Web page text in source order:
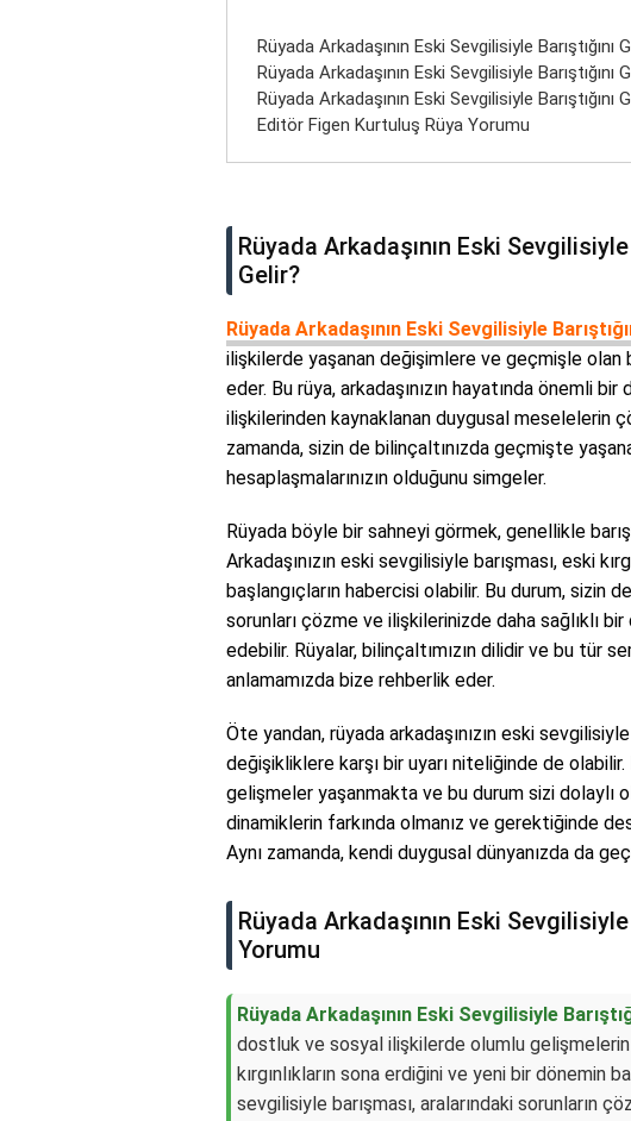
Rüyada Arkadaşının Eski Sevgilisiyle
Rüyada Arkadaşının Eski Sevgilisiyle
Rüyada Arkadaşının Eski Sevgilisiyle
Editör Figen Kurtuluş Rüya Yorumu
Rüyada Arkadaşının Eski
Gelir?
Rüyada Arkadaşının Eski Sevgilisiyle
ilişkilerde yaşanan değişimlere ve geçmişle olan
eder. Bu rüya, arkadaşınızın hayatında önemli
ilişkilerinden kaynaklanan duygusal meselelerin
zamanda, sizin de bilinçaltınızda geçmişte
hesaplaşmalarınızın olduğunu simgeler.
Rüyada böyle bir sahneyi görmek, genellikle
Arkadaşınızın eski sevgilisiyle barışması, eski
başlangıçların habercisi olabilir. Bu durum, sizin
sorunları çözme ve ilişkilerinizde daha sağlıklı
edebilir. Rüyalar, bilinçaltımızın dilidir ve bu tür
anlamamızda bize rehberlik eder.
Öte yandan, rüyada arkadaşınızın eski
değişikliklere karşı bir uyarı niteliğinde de olabilir.
gelişmeler yaşanmakta ve bu durum sizi dolaylı
dinamiklerin farkında olmanız ve gerektiğinde
Aynı zamanda, kendi duygusal dünyanızda da
Rüyada Arkadaşının Eski
Yorumu
Rüyada Arkadaşının Eski Sevgilisiyle
dostluk ve sosyal ilişkilerde olumlu
kırgınlıkların sona erdiğini ve yeni bir dönemin
sevgilisiyle barışması, aralarındaki sorunların